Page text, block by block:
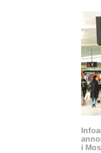
i